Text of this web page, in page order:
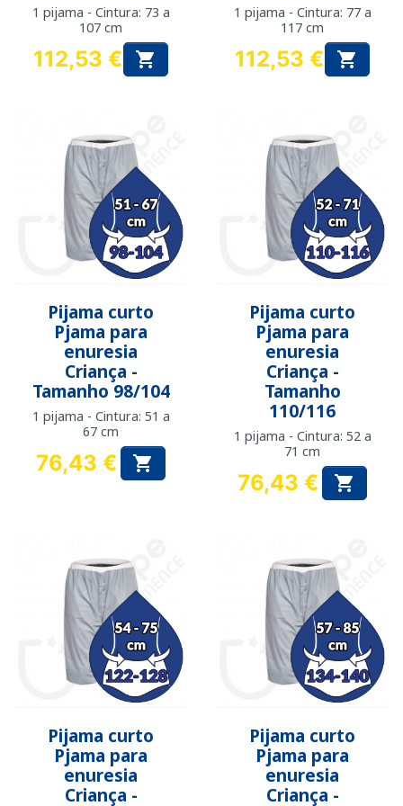
1 pijama - Cintura: 73 a
107 cm
Preço
112,53 € 
1 pijama - Cintura: 77 a
117 cm
Preço
112,53 € 
Pijama curto
Pjama para
enuresia
Criança -
Tamanho 98/104
1 pijama - Cintura: 51 a
67 cm
Preço
76,43 € 
Pijama curto
Pjama para
enuresia
Criança -
Tamanho
110/116
1 pijama - Cintura: 52 a
71 cm
Preço
76,43 € 
Pijama curto
Pjama para
enuresia
Criança -
Pijama curto
Pjama para
enuresia
Criança -